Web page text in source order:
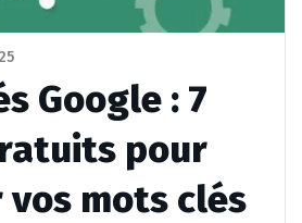
Google : 7
pour
mots clés